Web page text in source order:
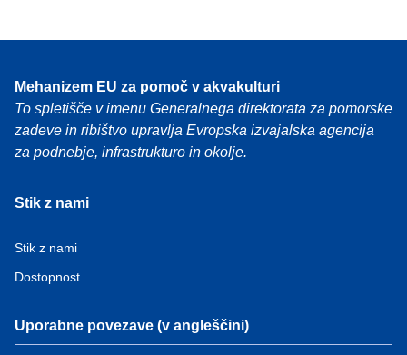
Mehanizem EU za pomoč v akvakulturi
To spletišče v imenu Generalnega direktorata za pomorske
zadeve in ribištvo upravlja Evropska izvajalska agencija
za podnebje, infrastrukturo in okolje.
Stik z nami
Stik z nami
Dostopnost
Uporabne povezave (v angleščini)